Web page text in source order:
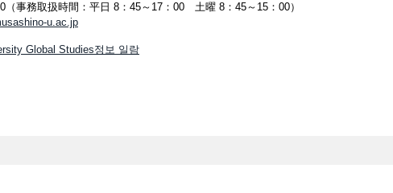
（事務取扱時間：平日 8：45～17：00 土曜 8：45～15：00）
u.ac.jp
Global Studies정보 일람